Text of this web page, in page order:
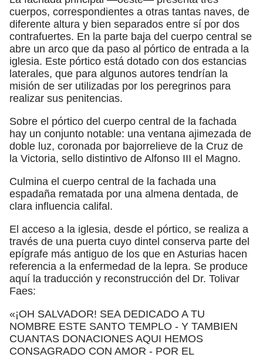
cuerpos, correspondientes a otras tantas naves, de
diferente altura y bien separados entre sí por dos
contrafuertes. En la parte baja del cuerpo central se
abre un arco que da paso al pórtico de entrada a la
iglesia. Este pórtico está dotado con dos estancias
laterales, que para algunos autores tendrían la
misión de ser utilizadas por los peregrinos para
realizar sus penitencias.
Sobre el pórtico del cuerpo central de la fachada
hay un conjunto notable: una ventana ajimezada de
doble luz, coronada por bajorrelieve de la Cruz de
la Victoria, sello distintivo de Alfonso III el Magno.
Culmina el cuerpo central de la fachada una
espadaña rematada por una almena dentada, de
clara influencia califal.
El acceso a la iglesia, desde el pórtico, se realiza a
través de una puerta cuyo dintel conserva parte del
epígrafe más antiguo de los que en Asturias hacen
referencia a la enfermedad de la lepra. Se produce
aquí la traducción y reconstrucción del Dr. Tolivar
Faes:
«¡OH SALVADOR! SEA DEDICADO A TU
NOMBRE ESTE SANTO TEMPLO - Y TAMBIEN
CUANTAS DONACIONES AQUI HEMOS
CONSAGRADO CON AMOR - POR EL